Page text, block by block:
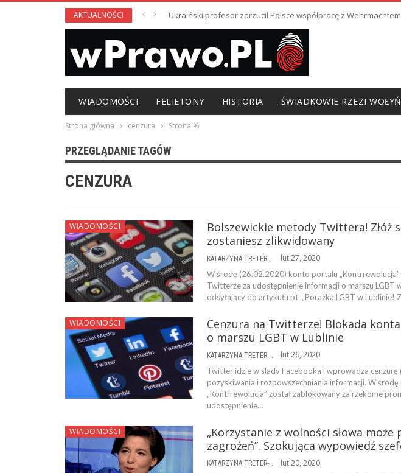
AKTUALNOŚCI Ukraiński profesor zarzucił Polsce współpracę z
WIADOMOŚCI FELIETONY HISTORIA ŚWIADKOWIE RZEZI
Strona główna cenzura Strona %
PRZEGLĄDANIE TAGÓW
CENZURA
WIADOMOŚCI
Bolszewickie metody Twittera! Złóż
zostaniesz zlikwidowany
lut 27, 2020
W środę (26.02.2020) konto portalu „Kontrrewolucja”
Twitterze za udostępnienie informacji o marszu LGBT
odsyłający do artykułu pt. „Porażka LGBT w
WIADOMOŚCI
Cenzura na Twitterze! Blokada
o marszu LGBT w Lublinie
lut 26, 2020
Twitter idzie w ślady Facebooka i wprowadza
pozyskiwania i rozpowszechniania informacji. W
„Kontrrewolucja” został zablokowany za rzekome
udostępnienie…
WIADOMOŚCI
„Korzystanie z wolności słowa może
zagrożeń”. Szokująca wypowiedź
KATARZYNA TRETER-SIERPIŃSKA lut 20, 2020